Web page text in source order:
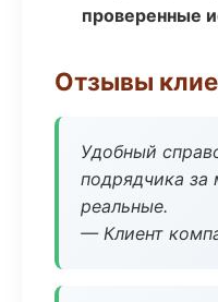
проверенные
Отзывы
Удобный
подрядчика
реальные.
— Клиент